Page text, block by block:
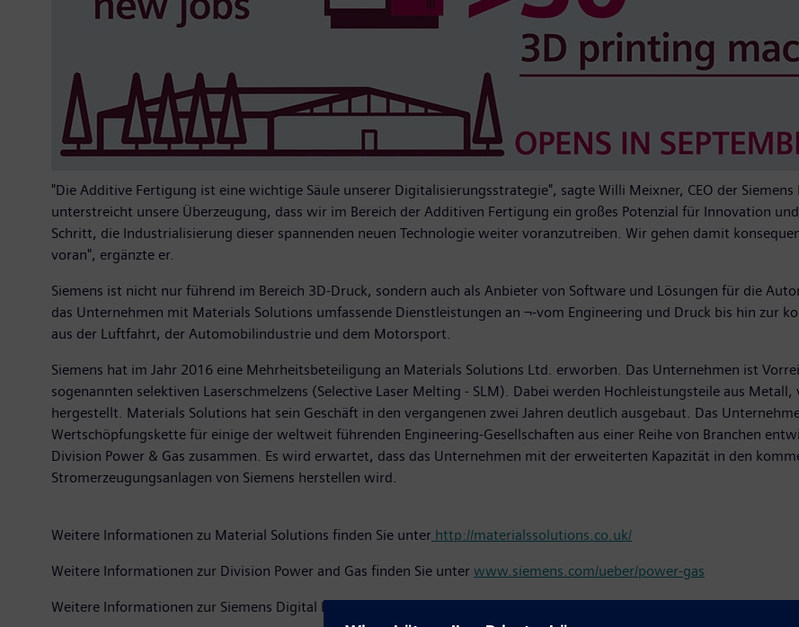
"Die Additive Fertigung ist eine wichtige Säule unserer Digitalisierungsstrategie", sagte Willi Meixner, CEO der
unterstreicht unsere Überzeugung, dass wir im Bereich der Additiven Fertigung ein großes Potenzial für Innovation
Schritt, die Industrialisierung dieser spannenden neuen Technologie weiter voranzutreiben. Wir gehen damit
voran", ergänzte er.
Siemens ist nicht nur führend im Bereich 3D-Druck, sondern auch als Anbieter von Software und Lösungen für die
das Unternehmen mit Materials Solutions umfassende Dienstleistungen an ¬-vom Engineering und Druck bis hin zur
aus der Luftfahrt, der Automobilindustrie und dem Motorsport.
Siemens hat im Jahr 2016 eine Mehrheitsbeteiligung an Materials Solutions Ltd. erworben. Das Unternehmen ist
sogenannten selektiven Laserschmelzens (Selective Laser Melting - SLM). Dabei werden Hochleistungsteile aus
hergestellt. Materials Solutions hat sein Geschäft in den vergangenen zwei Jahren deutlich ausgebaut. Das
Wertschöpfungskette für einige der weltweit führenden Engineering-Gesellschaften aus einer Reihe von Branchen
Division Power & Gas zusammen. Es wird erwartet, dass das Unternehmen mit der erweiterten Kapazität in den
Stromerzeugungsanlagen von Siemens herstellen wird.
Weitere Informationen zu Material Solutions finden Sie unter http://materialssolutions.co.uk/
Weitere Informationen zur Division Power and Gas finden Sie unter www.siemens.com/ueber/power-gas
Weitere Informationen zur Siemens Digital Factory Division finden Sie unter